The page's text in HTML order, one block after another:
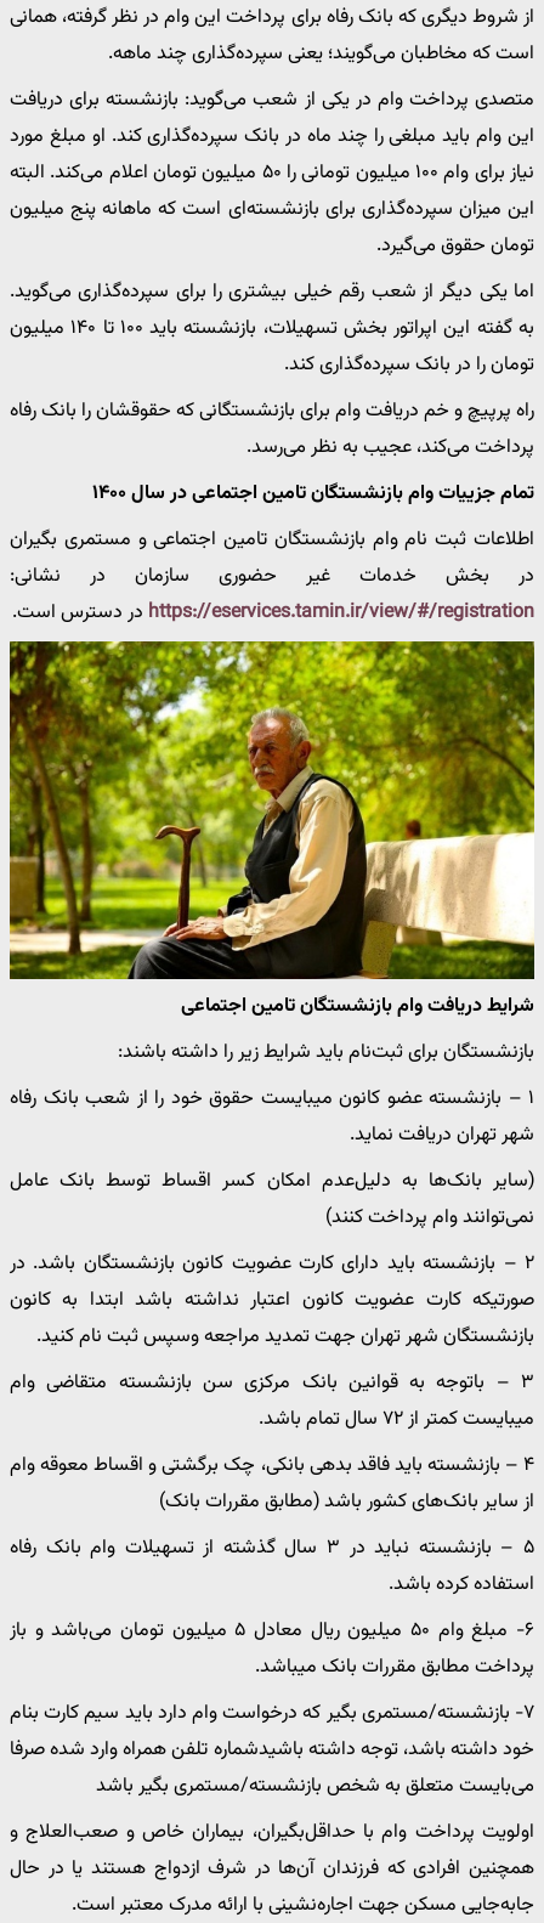
از شروط دیگری که بانک رفاه برای پرداخت این وام در نظر گرفته، همانی
است که مخاطبان می‌گویند؛ یعنی سپرده‌گذاری چند ماهه.
متصدی پرداخت وام در یکی از شعب می‌گوید: بازنشسته برای دریافت
این وام باید مبلغی را چند ماه در بانک سپرده‌گذاری کند. او مبلغ مورد
نیاز برای وام ۱۰۰ میلیون تومانی را ۵۰ میلیون تومان اعلام می‌کند. البته
این میزان سپرده‌گذاری برای بازنشسته‌ای است که ماهانه پنج میلیون
تومان حقوق می‌گیرد.
اما یکی دیگر از شعب رقم خیلی بیشتری را برای سپرده‌گذاری می‌گوید.
به گفته این اپراتور بخش تسهیلات، بازنشسته باید ۱۰۰ تا ۱۴۰ میلیون
تومان را در بانک سپرده‌گذاری کند.
راه پرپیچ و خم دریافت وام برای بازنشستگانی که حقوقشان را بانک رفاه
پرداخت می‌کند، عجیب به نظر می‌رسد.
تمام جزییات وام بازنشستگان تامین اجتماعی در سال ۱۴۰۰
اطلاعات ثبت نام وام بازنشستگان تامین اجتماعی و مستمری بگیران
در بخش خدمات غیر حضوری سازمان در نشانی:
https://eservices.tamin.ir/view/#/registration در دسترس است.
شرایط دریافت وام بازنشستگان تامین اجتماعی
بازنشستگان برای ثبت‌نام باید شرایط زیر را داشته باشند:
۱ – بازنشسته عضو کانون میبایست حقوق خود را از شعب بانک رفاه
شهر تهران دریافت نماید.
(سایر بانک‌ها به دلیل‌عدم امکان کسر اقساط توسط بانک عامل
نمی‌توانند وام پرداخت کنند)
۲ – بازنشسته باید دارای کارت عضویت کانون بازنشستگان باشد. در
صورتیکه کارت عضویت کانون اعتبار نداشته باشد ابتدا به کانون
بازنشستگان شهر تهران جهت تمدید مراجعه وسپس ثبت نام کنید.
۳ – باتوجه به قوانین بانک مرکزی سن بازنشسته متقاضی وام
میبایست کمتر از ۷۲ سال تمام باشد.
۴ – بازنشسته باید فاقد بدهی بانکی، چک برگشتی و اقساط معوقه وام
از سایر بانک‌های کشور باشد (مطابق مقررات بانک)
۵ – بازنشسته نباید در ۳ سال گذشته از تسهیلات وام بانک رفاه
استفاده کرده باشد.
۶- مبلغ وام ۵۰ میلیون ریال معادل ۵ میلیون تومان می‌باشد و باز
پرداخت مطابق مقررات بانک میباشد.
۷- بازنشسته/مستمری بگیر که درخواست وام دارد باید سیم کارت بنام
خود داشته باشد، توجه داشته باشیدشماره تلفن همراه وارد شده صرفا
می‌بایست متعلق به شخص بازنشسته/مستمری بگیر باشد
اولویت پرداخت وام با حداقل‌بگیران، بیماران خاص و صعب‌العلاج و
همچنین افرادی که فرزندان آن‌ها در شرف ازدواج هستند یا در حال
جابه‌جایی مسکن جهت اجاره‌نشینی با ارائه مدرک معتبر است.